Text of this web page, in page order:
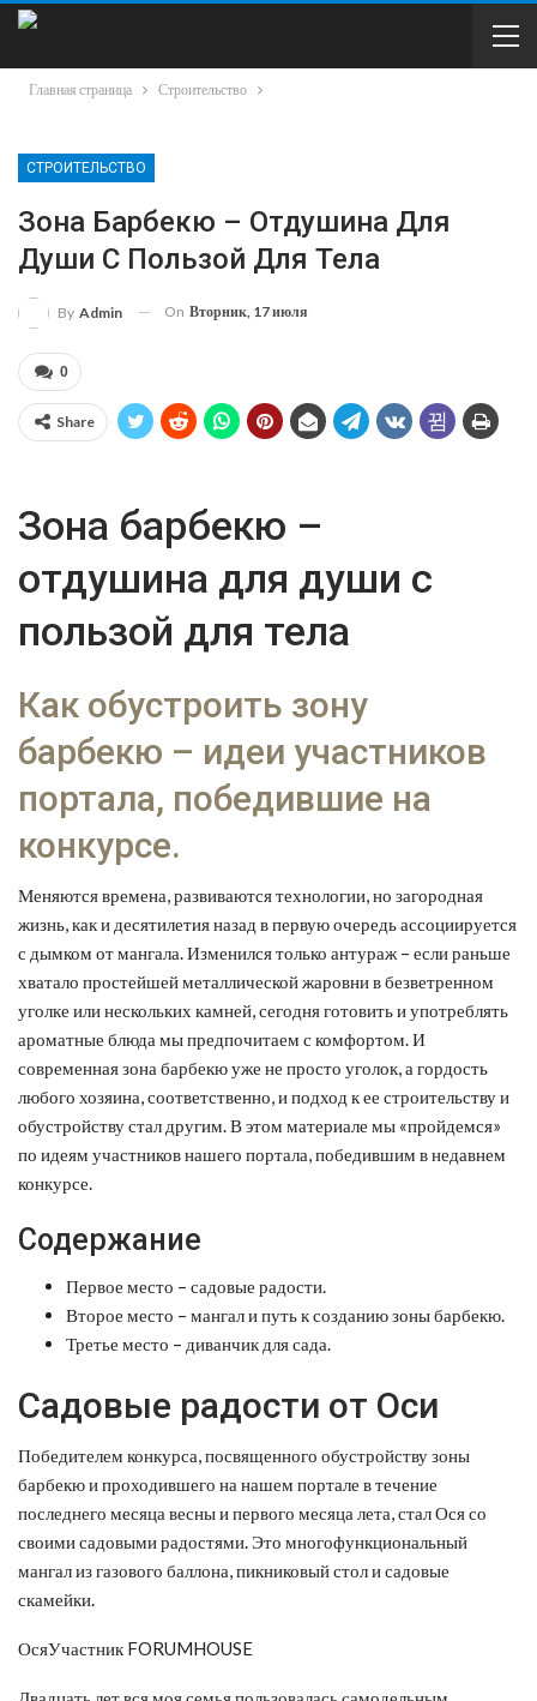
Главная страница Строительство
СТРОИТЕЛЬСТВО
Зона Барбекю – Отдушина Для
Души С Пользой Для Тела
By Admin On Вторник, 17 июля
0
Share
Зона барбекю –
отдушина для души с
пользой для тела
Как обустроить зону
барбекю – идеи участников
портала, победившие на
конкурсе.
Меняются времена, развиваются технологии, но загородная
жизнь, как и десятилетия назад в первую очередь ассоциируется
с дымком от мангала. Изменился только антураж – если раньше
хватало простейшей металлической жаровни в безветренном
уголке или нескольких камней, сегодня готовить и употреблять
ароматные блюда мы предпочитаем с комфортом. И
современная зона барбекю уже не просто уголок, а гордость
любого хозяина, соответственно, и подход к ее строительству и
обустройству стал другим. В этом материале мы «пройдемся»
по идеям участников нашего портала, победившим в недавнем
конкурсе.
Содержание
Первое место – садовые радости.
Второе место – мангал и путь к созданию зоны барбекю.
Третье место – диванчик для сада.
Садовые радости от Оси
Победителем конкурса, посвященного обустройству зоны
барбекю и проходившего на нашем портале в течение
последнего месяца весны и первого месяца лета, стал Ося со
своими садовыми радостями. Это многофункциональный
мангал из газового баллона, пикниковый стол и садовые
скамейки.
ОсяУчастник FORUMHOUSE